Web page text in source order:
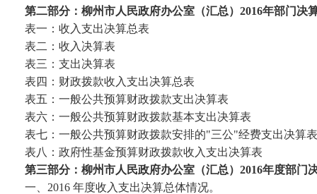
第二部分：柳州市人民政府办公室（汇总）2016年部门决
表一：收入支出决算总表
表二：收入决算表
表三：支出决算表
表四：财政拨款收入支出决算总表
表五：一般公共预算财政拨款支出决算表
表六：一般公共预算财政拨款基本支出决算表
表七：一般公共预算财政拨款安排的"三公"经费支出决算表
表八：政府性基金预算财政拨款收入支出决算表
第三部分：柳州市人民政府办公室（汇总）2016年度部门
一、2016 年度收入支出决算总体情况。